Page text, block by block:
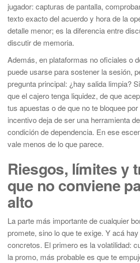
jugador: capturas de pantalla,
texto exacto del acuerdo y hora de la
detalle menor; es la diferencia entre
discutir de memoria.
Además, en plataformas no oficiales o
puede usarse para sostener la sesión,
pregunta principal: ¿hay salida limpia?
que el cajero tenga liquidez, de que
tus apuestas o de que no te bloquee
incentivo deja de ser una herramienta
condición de dependencia. En ese
vale menos de lo que parece.
Riesgos, límites y
que no conviene
alto
La parte más importante de cualquier
promete, sino lo que te exige. Y acá
concretos. El primero es la volatilidad:
la promo, más probable es que te